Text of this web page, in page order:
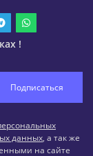
!
Подписаться
данных, а так же
на сайте